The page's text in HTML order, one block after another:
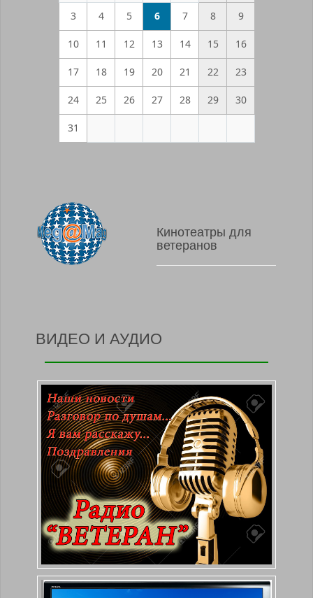
3 4 5 6 7 8 9
10 11 12 13 14 15 16
17 18 19 20 21 22 23
24 25 26 27 28 29 30
31
Кинотеатры для
ветеранов
ВИДЕО И АУДИО